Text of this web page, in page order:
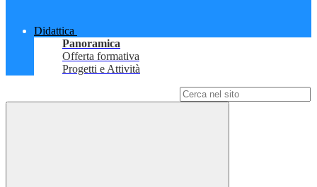
Didattica
Panoramica
Offerta formativa
Progetti e Attività